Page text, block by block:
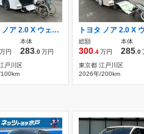
トヨタ ノア 2.0 X ウェルキャブ 車いす仕様車 タイプII サードシート付 ショートスロープ TSS ディスプレイオーディオ Bカメラ
万円
本体
283 .0万円
戸川区
総額
300 .4万円
本体
285 .0
東京都 江戸川区
2026年/200km